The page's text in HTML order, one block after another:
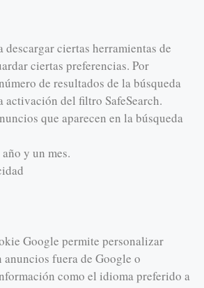
descargar ciertas herramientas de
ciertas preferencias. Por
de resultados de la búsqueda
activación del filtro SafeSearch.
que aparecen en la búsqueda
y un mes.
Google permite personalizar
anuncios fuera de Google o
como el idioma preferido a